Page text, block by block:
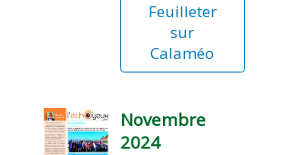
Feuilleter
sur
Calaméo
Novembre
2024